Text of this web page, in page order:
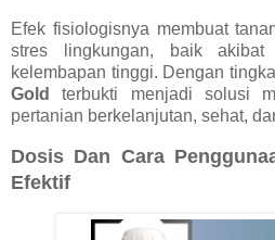
Efek fisiologisnya membuat
stres lingkungan, baik akibat
kelembapan tinggi. Dengan
Gold
terbukti menjadi solusi
pertanian berkelanjutan, sehat,
Dosis Dan Cara
Efektif